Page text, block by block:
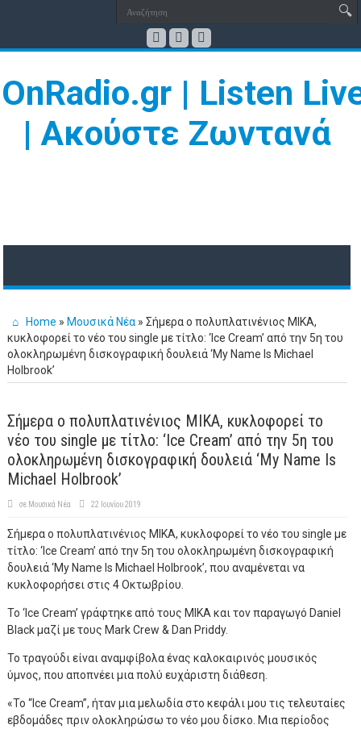
Home » Μουσικά Νέα » Σήμερα ο πολυπλατινένιος MIKA,
κυκλοφορεί το νέο του single με τίτλο: ‘Ice Cream’ από την 5η του
ολοκληρωμένη δισκογραφική δουλειά ‘My Name Is Michael
Holbrook’
Σήμερα ο πολυπλατινένιος MIKA, κυκλοφορεί το
νέο του single με τίτλο: ‘Ice Cream’ από την 5η του
ολοκληρωμένη δισκογραφική δουλειά ‘My Name Is
Michael Holbrook’
σε Μουσικά Νέα 22 Ιουνίου 2019
Σήμερα ο πολυπλατινένιος MIKA, κυκλοφορεί το νέο του single με
τίτλο: ‘Ice Cream’ από την 5η του ολοκληρωμένη δισκογραφική
δουλειά ‘My Name Is Michael Holbrook’, που αναμένεται να
κυκλοφορήσει στις 4 Οκτωβρίου.
Το ‘Ice Cream’ γράφτηκε από τους MIKA και τον παραγωγό Daniel
Black μαζί με τους Mark Crew & Dan Priddy.
Το τραγούδι είναι αναμφίβολα ένας καλοκαιρινός μουσικός
ύμνος, που αποπνέει μια πολύ ευχάριστη διάθεση.
«Το “Ice Cream”, ήταν μια μελωδία στο κεφάλι μου τις τελευταίες
εβδομάδες πριν ολοκληρώσω το νέο μου δίσκο. Μια περίοδος